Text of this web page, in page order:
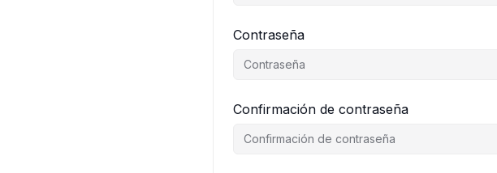
Contraseña
Confirmación de contraseña